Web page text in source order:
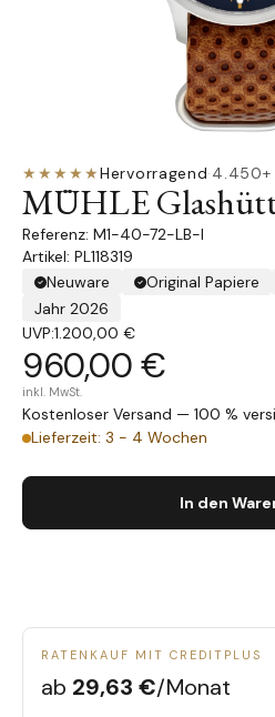
★★★★★Hervorragend·4.450+
MÜHLE
M1-40-72-LB-I
Artikel: PL118319
Neuware
Original Papiere
Jahr 2026
UVP:1.200,00 €
960,00 €
inkl. MwSt.
Kostenloser Versand — 100 %
Lieferzeit: 3 - 4 Wochen
In den
RATENKAUF MIT CREDITPLUS
ab 29,63 €/Monat